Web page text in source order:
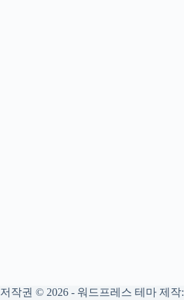
저작권 © 2026 - 워드프레스 테마 제작: